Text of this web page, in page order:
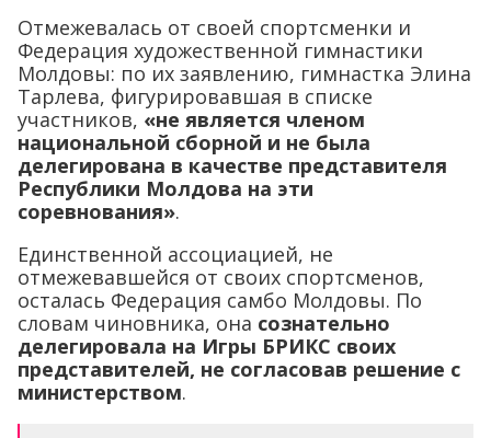
Отмежевалась от своей спортсменки и
Федерация художественной гимнастики
Молдовы: по их заявлению, гимнастка Элина
Тарлева, фигурировавшая в списке
участников, «не является членом
национальной сборной и не была
делегирована в качестве представителя
Республики Молдова на эти
соревнования».
Единственной ассоциацией, не
отмежевавшейся от своих спортсменов,
осталась Федерация самбо Молдовы. По
словам чиновника, она сознательно
делегировала на Игры БРИКС своих
представителей, не согласовав решение с
министерством.